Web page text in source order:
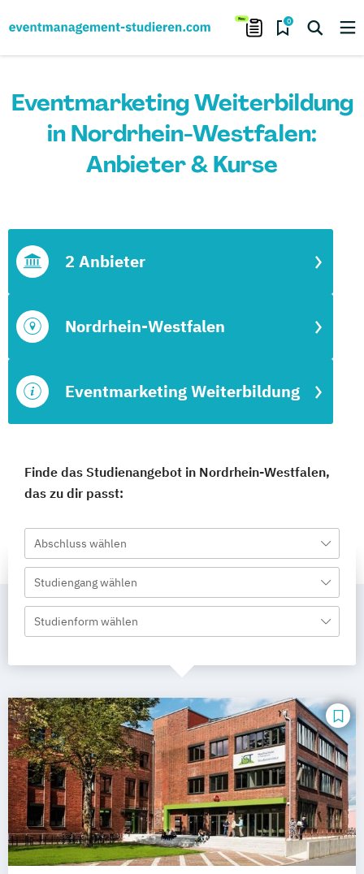
0
Eventmarketing Weiterbildung
in Nordrhein-Westfalen:
Anbieter & Kurse
Eventmarketing Weiterbildung
Nordrhein-Westfalen
2 Anbieter
Finde das Studienangebot in Nordrhein-Westfalen,
das zu dir passt:
Abschluss wählen
Studiengang wählen
Studienform wählen